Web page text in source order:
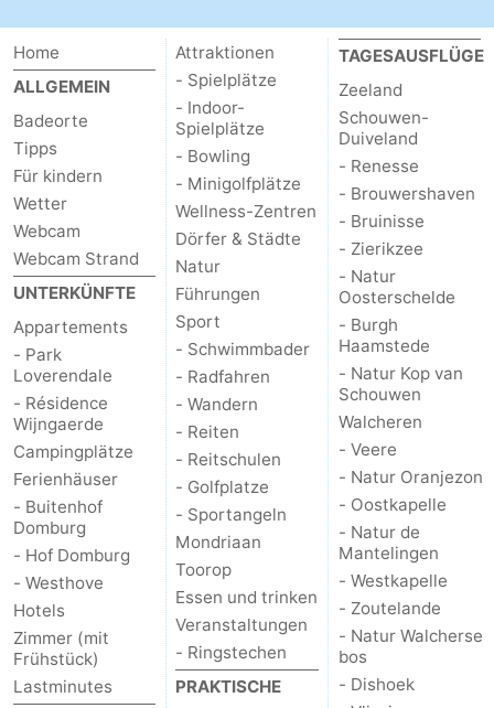
Home
ALLGEMEIN
Badeorte
Tipps
Für kindern
Wetter
Webcam
Webcam Strand
UNTERKÜNFTE
Appartements
- Park
Loverendale
- Résidence
Wijngaerde
Campingplätze
Ferienhäuser
- Buitenhof
Domburg
- Hof Domburg
- Westhove
Hotels
Zimmer (mit
Frühstück)
Lastminutes
Attraktionen
- Spielplätze
- Indoor-
Spielplätze
- Bowling
- Minigolfplätze
Wellness-Zentren
Dörfer & Städte
Natur
Führungen
Sport
- Schwimmbader
- Radfahren
- Wandern
- Reiten
- Reitschulen
- Golfplatze
- Sportangeln
Mondriaan
Toorop
Essen und trinken
Veranstaltungen
- Ringstechen
PRAKTISCHE
TAGESAUSFLÜGE
Zeeland
Schouwen-
Duiveland
- Renesse
- Brouwershaven
- Bruinisse
- Zierikzee
- Natur
Oosterschelde
- Burgh
Haamstede
- Natur Kop van
Schouwen
Walcheren
- Veere
- Natur Oranjezon
- Oostkapelle
- Natur de
Mantelingen
- Westkapelle
- Zoutelande
- Natur Walcherse
bos
- Dishoek